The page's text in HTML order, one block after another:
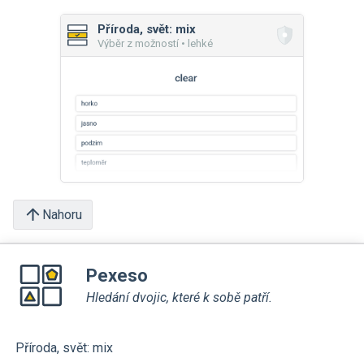
Příroda, svět: mix
Výběr z možností • lehké
Nahoru
Pexeso
Hledání dvojic, které k sobě patří.
Příroda, svět: mix